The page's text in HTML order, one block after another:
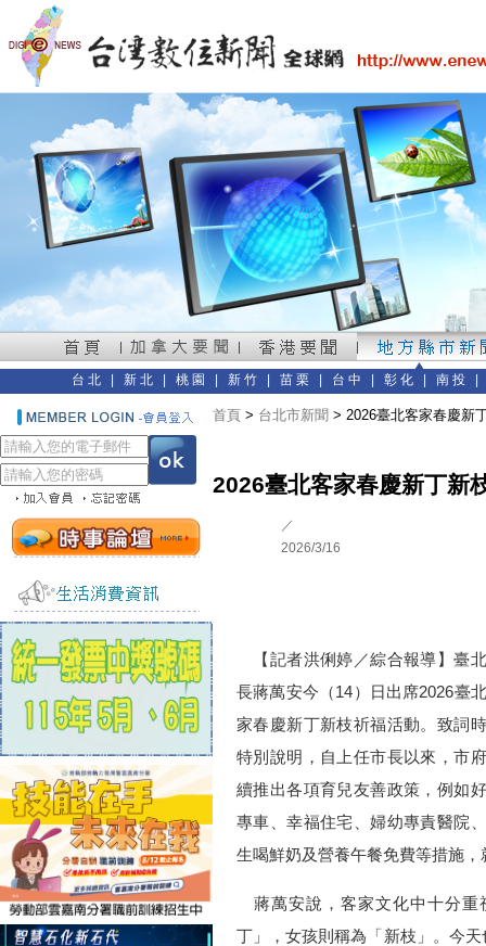
台北 新北 桃園 新竹 苗栗 台中 彰化 南投
首頁 > 台北市新聞 > 2026臺北客家春慶新
2026臺北客家春慶新丁新
／
2026/3/16
【記者洪俐婷／綜合報導】臺
長蔣萬安今（14）日出席2026臺
家春慶新丁新枝祈福活動。致詞
特別說明，自上任市長以來，市
續推出各項育兒友善政策，例如
專車、幸福住宅、婦幼專責醫院
生喝鮮奶及營養午餐免費等措施
蔣萬安說，客家文化中十分重
丁」，女孩則稱為「新枝」。今